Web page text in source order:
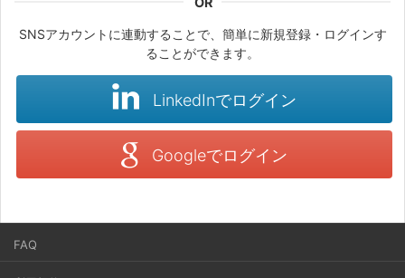
SNSアカウントに連動することで、簡単に新規登録・ログインす
ることができます。
LinkedInでログイン
Googleでログイン
FAQ